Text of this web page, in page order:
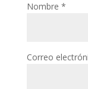
Nombre *
Correo